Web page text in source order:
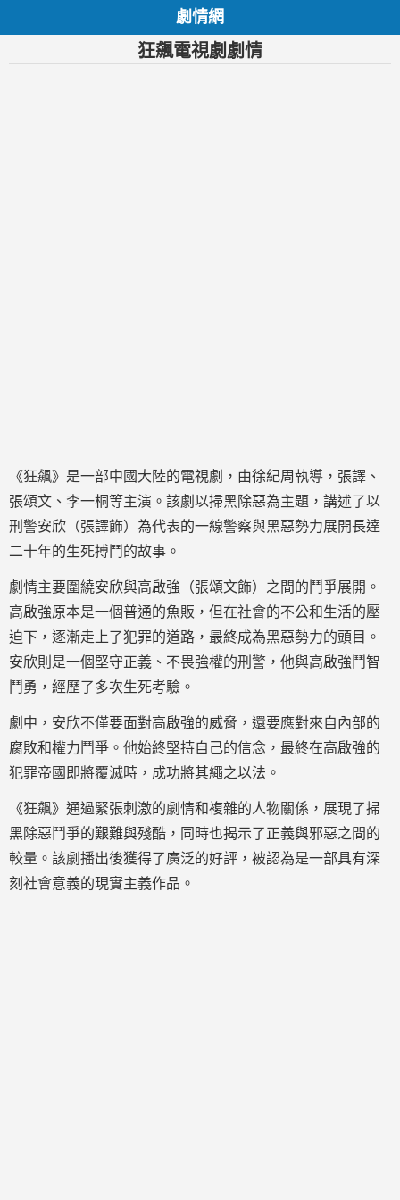
劇情網
狂飆電視劇劇情
《狂飆》是一部中國大陸的電視劇，由徐紀周執導，張譯、
張頌文、李一桐等主演。該劇以掃黑除惡為主題，講述了以
刑警安欣（張譯飾）為代表的一線警察與黑惡勢力展開長達
二十年的生死搏鬥的故事。
劇情主要圍繞安欣與高啟強（張頌文飾）之間的鬥爭展開。
高啟強原本是一個普通的魚販，但在社會的不公和生活的壓
迫下，逐漸走上了犯罪的道路，最終成為黑惡勢力的頭目。
安欣則是一個堅守正義、不畏強權的刑警，他與高啟強鬥智
鬥勇，經歷了多次生死考驗。
劇中，安欣不僅要面對高啟強的威脅，還要應對來自內部的
腐敗和權力鬥爭。他始終堅持自己的信念，最終在高啟強的
犯罪帝國即將覆滅時，成功將其繩之以法。
《狂飆》通過緊張刺激的劇情和複雜的人物關係，展現了掃
黑除惡鬥爭的艱難與殘酷，同時也揭示了正義與邪惡之間的
較量。該劇播出後獲得了廣泛的好評，被認為是一部具有深
刻社會意義的現實主義作品。